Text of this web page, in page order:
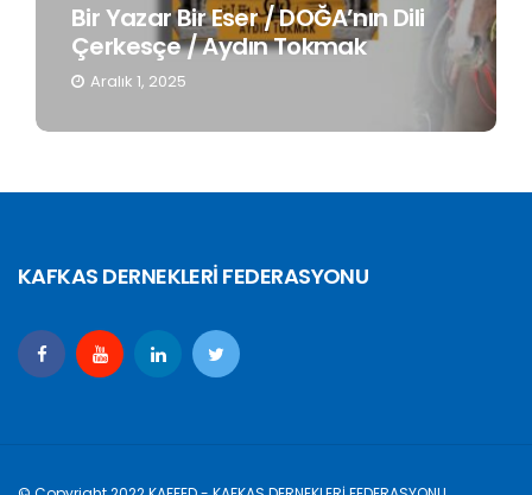
Bir Yazar Bir Eser / DOĞA’nın Dili
Çerkesçe / Aydın Tokmak
Aralık 1, 2025
KAFKAS DERNEKLERİ FEDERASYONU